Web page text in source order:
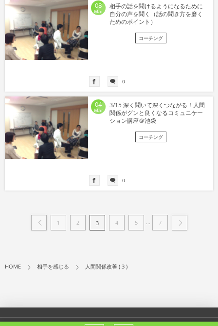
08
Mar
相手の話を聞けるようになるために
自分の声を聞く（話の聞き方を磨く
ためのポイント）
コーチング
0
04
Mar
3/15 深く聞いて深くつながる！人間
関係がグンと良くなるコミュニケー
ション講座＠池袋
コーチング
0
1 2 3 4 5 ... 7
HOME 相手を感じる 人間関係改善 ( 3 )